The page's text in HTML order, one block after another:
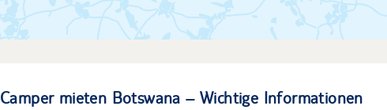
Camper mieten Botswana – Wichtige Informationen